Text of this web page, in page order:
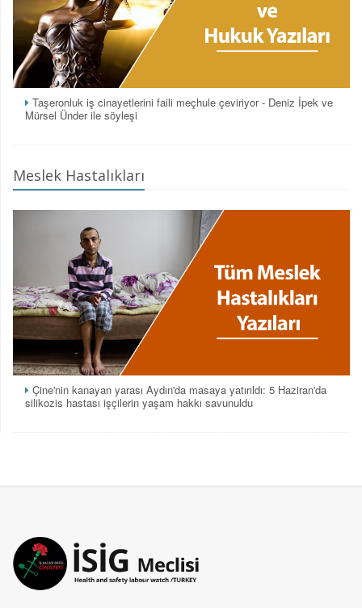
Taşeronluk iş cinayetlerini faili meçhule çeviriyor - Deniz İpek ve
Mürsel Ünder ile söyleşi
Meslek Hastalıkları
Çine'nin kanayan yarası Aydın'da masaya yatırıldı: 5 Haziran'da
silikozis hastası işçilerin yaşam hakkı savunuldu